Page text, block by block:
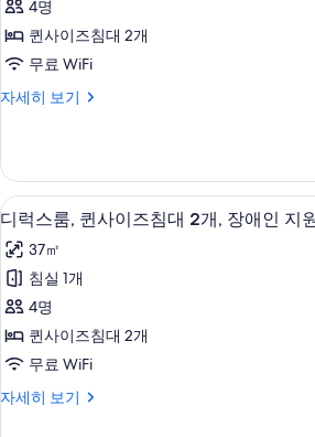
모
두
보
기
개
자
세
히
보
퀸
사
즈
대
2
개
사
진
모
두
보
기
4명
퀸사이즈침대 2개
무료 WiFi
자세히 보기
디
퀸
사
이
즈
침
대
개
자
세
히
보
디
럭
스
룸,
퀸
사
즈
이탈리아
6
디럭스룸, 퀸사이즈침대 2개, 장애인 지
37㎡
침실 1개
4명
퀸사이즈침대 2개
무료 WiFi
자세히 보기
디